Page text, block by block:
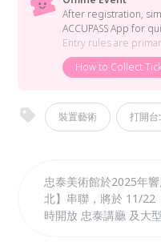
After registration,
ACCUPASS App for
Entry rules are
How to Collect
裝置藝術 打開台
忠泰美術館於2025年
北】串聯，將於 11/22
時開放 忠泰講廳 及大